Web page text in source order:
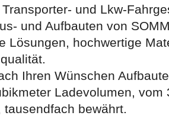
und Lkw-
und Aufbauten von
Lösungen, hochwertige
Ihren Wünschen
Ladevolumen, vom
tausendfach bewährt.